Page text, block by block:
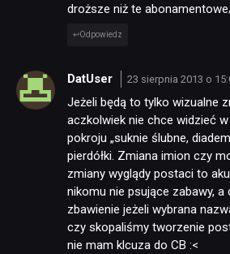
droższe niż te
Odpowiedz
DatUser 23 sierpnia 2013 o
Jeżeli będą to tylko wizualne
aczkolwiek nie chce widzieć
pokroju „suknie ślubne,
pierdółki. Zmiana imion czy
zmiany wyglądy postaci to
nikomu nie psujące zabawy, a
zbawienie jeżeli wybrana
czy skopaliśmy tworzenie
nie mam klcuza do CB :<